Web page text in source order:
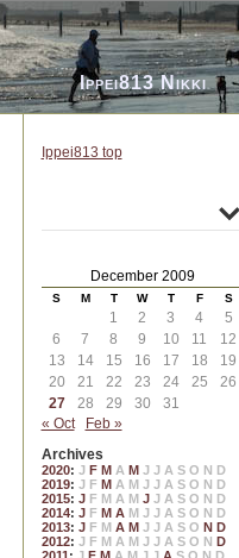
Ippei813 Nikki
Ippei813 top
December 2009
S M T W T F S
1 2 3 4
5
6
7 8 9 10 11
12
13
14 15 16 17 18
19
20
21 22 23 24 25
26
27
28 29 30
31
« Oct
Feb »
Archives
2020: J F M A M J J A S O N D
2019: J F M A M J J A S O N D
2015: J F M A M J J A S O N D
2014: J F M A M J J A S O N D
2013: J F M A M J J A S O N D
2012: J F M A M J J A S O N D